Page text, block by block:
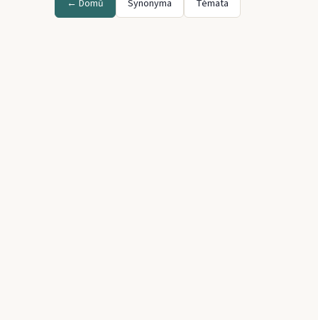
← Domů Synonyma Témata